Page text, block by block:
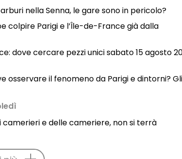
nella Senna, le gare sono in pericolo?
colpire Parigi e l’Île-de-France già dalla
dove cercare pezzi unici sabato 15 agosto
osservare il fenomeno da Parigi e dintorni? Gli
camerieri e delle cameriere, non si terrà